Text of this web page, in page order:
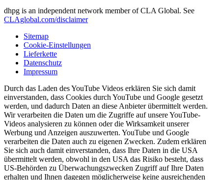
dhpg is an independent network member of CLA Global. See
CLAglobal.com/disclaimer
Sitemap
Cookie-Einstellungen
Lieferkette
Datenschutz
Impressum
Durch das Laden des YouTube Videos erklären Sie sich damit
einverstanden, dass Cookies durch YouTube und Google gesetzt
werden, und dadurch Daten an diese Anbieter übermittelt werden.
Wir verarbeiten die Daten um die Zugriffe auf unsere YouTube-
Videos analysieren zu können oder die Wirksamkeit unserer
Werbung und Anzeigen auszuwerten. YouTube und Google
verarbeiten die Daten auch zu eigenen Zwecken. Zudem erklären
Sie sich auch damit einverstanden, dass Ihre Daten in die USA
übermittelt werden, obwohl in den USA das Risiko besteht, dass
US-Behörden zu Überwachungszwecken Zugriff auf Ihre Daten
erhalten und Ihnen dagegen möglicherweise keine ausreichenden